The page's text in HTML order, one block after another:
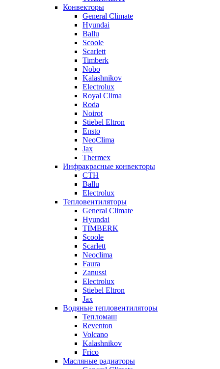
Конвекторы
General Climate
Hyundai
Ballu
Scoole
Scarlett
Timberk
Nobo
Kalashnikov
Electrolux
Royal Clima
Roda
Noirot
Stiebel Eltron
Ensto
NeoClima
Jax
Thermex
Инфракрасные конвекторы
CTH
Ballu
Electrolux
Тепловентиляторы
General Climate
Hyundai
TIMBERK
Scoole
Scarlett
Neoclima
Faura
Zanussi
Electrolux
Stiebel Eltron
Jax
Водяные тепловентиляторы
Тепломаш
Reventon
Volcano
Kalashnikov
Frico
Масляные радиаторы